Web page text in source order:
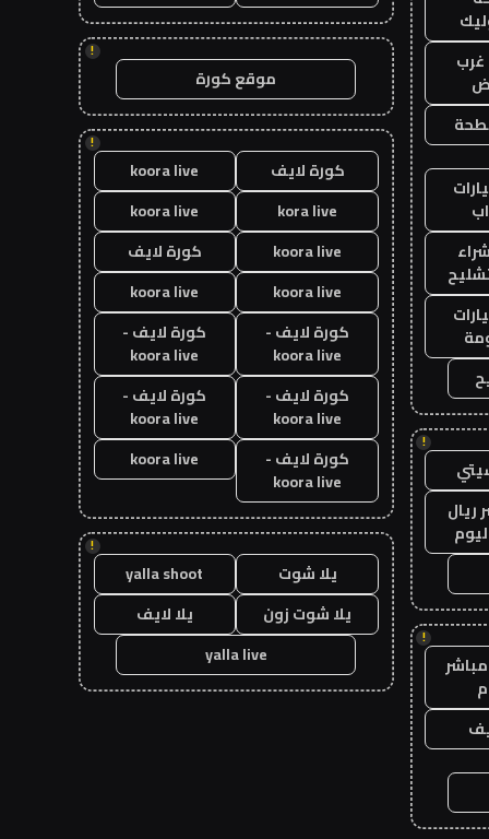
!
ريال
!
!
موقع كورة
!
كورة لايف
koora live
kora live
koora live
koora live
كورة لايف
koora live
koora live
كورة لايف -
koora live
كورة لايف -
koora live
كورة لايف -
koora live
كورة لايف -
koora live
كورة لايف -
koora live
koora live
!
يلا شوت
yalla shoot
يلا شوت زون
يلا لايف
yalla live